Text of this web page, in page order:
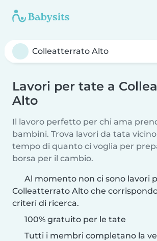
Lavori per tate a
Alto
Il lavoro perfetto per chi ama
bambini. Trova lavori da tata
tempo di quanto ci voglia per
borsa per il cambio.
Al momento non ci sono lavori
Colleatterrato Alto che
criteri di ricerca.
100% gratuito per le tate
Tutti i membri completano la